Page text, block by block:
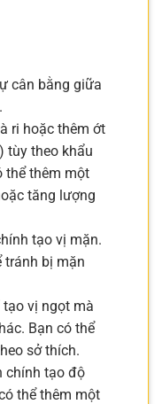
cân bằng giữa
ri hoặc thêm ớt
tùy theo khẩu
thể thêm một
tăng lượng
tạo vị mặn.
tránh bị mặn
vị ngọt mà
Bạn có thể
sở thích.
chính tạo độ
thể thêm một